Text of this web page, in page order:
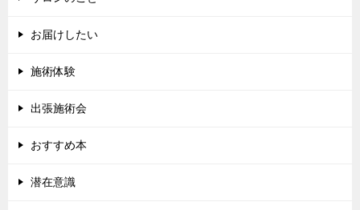
お届けしたい
施術体験
出張施術会
おすすめ本
潜在意識